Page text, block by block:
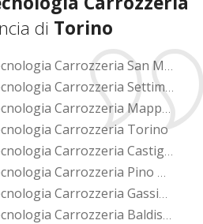
di Torino
Costi Nanotecnologia Carrozzeria San Mauro Torinese
Costi Nanotecnologia Carrozzeria Settimo Torinese
Costi Nanotecnologia Carrozzeria Mappano
Carrozzeria Torino
Costi Nanotecnologia Carrozzeria Castiglione Torinese
Costi Nanotecnologia Carrozzeria Pino Torinese
Costi Nanotecnologia Carrozzeria Gassino Torinese
Costi Nanotecnologia Carrozzeria Baldissero Torinese